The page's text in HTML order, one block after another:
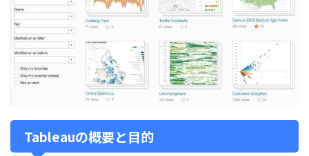
Tableauの概要と目的